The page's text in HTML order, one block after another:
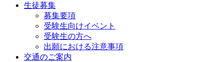
生徒募集
募集要項
受験生向けイベント
受験生の方へ
出願における注意事項
交通のご案内